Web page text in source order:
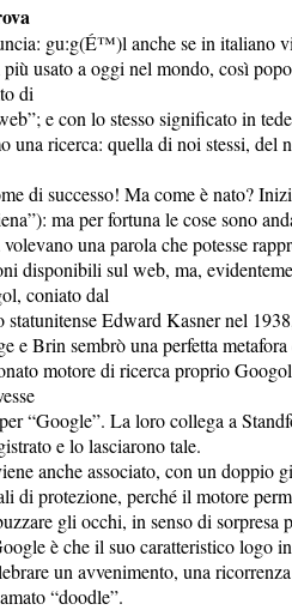
gu:g(É™)l anche se in italiano
usato a oggi nel mondo, così
di
e con lo stesso significato in
una ricerca: quella di noi stessi, del
di successo! Ma come è nato?
ma per fortuna le cose sono
una parola che potesse
disponibili sul web, ma,
coniato dal
statunitense Edward Kasner nel
e Brin sembrò una perfetta
motore di ricerca proprio
“Google”. La loro collega a
e lo lasciarono tale.
anche associato, con un doppio
di protezione, perché il motore
gli occhi, in senso di sorpresa
è che il suo caratteristico logo
un avvenimento, una
“doodle”.